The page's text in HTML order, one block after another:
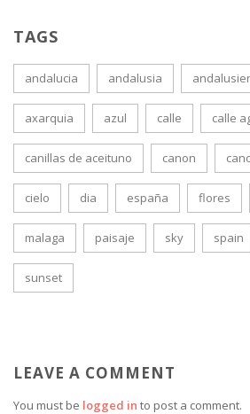
TAGS
andalucia andalusia
axarquia azul calle calle
canillas de aceituno canon
cielo dia españa flores
malaga paisaje sky spain
sunset
LEAVE A COMMENT
You must be logged in to post a comment.